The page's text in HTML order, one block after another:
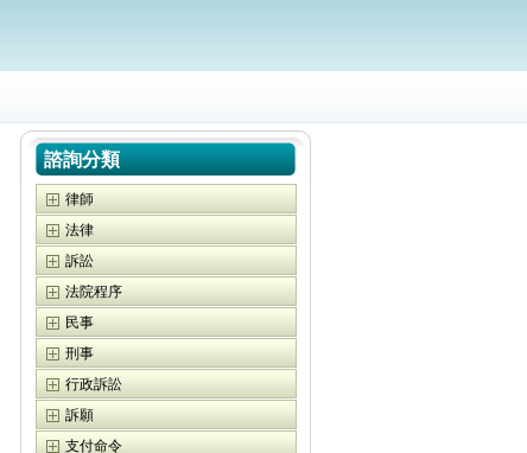
諮詢分類
律師
法律
訴訟
法院程序
民事
刑事
行政訴訟
訴願
支付命令